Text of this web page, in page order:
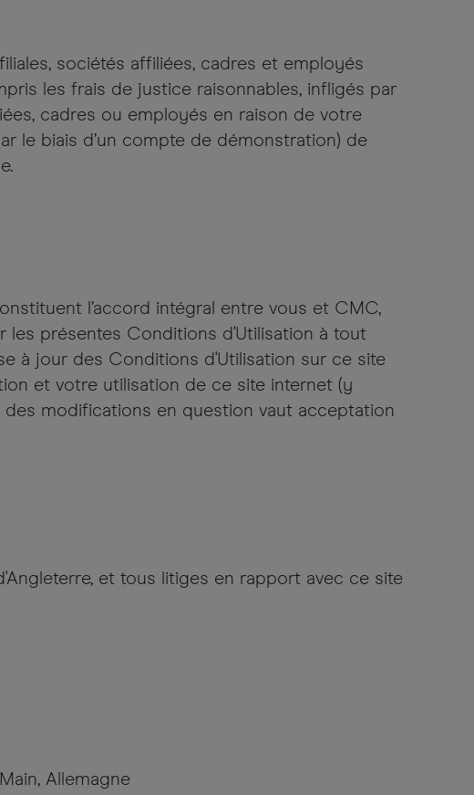
sociétés affiliées, cadres et employés
les frais de justice raisonnables, infligés par
cadres ou employés en raison de votre
le biais d’un compte de démonstration) de
l’accord intégral entre vous et CMC,
présentes Conditions d'Utilisation à tout
à jour des Conditions d'Utilisation sur ce site
et votre utilisation de ce site internet (y
modifications en question vaut acceptation
et tous litiges en rapport avec ce site
Allemagne